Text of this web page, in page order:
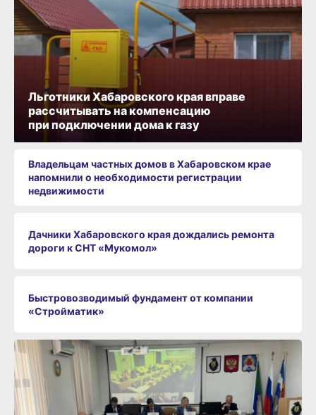
Льготники Хабаровского края вправе
рассчитывать на компенсацию
при подключении дома к газу
Владельцам частных домов в Хабаровском крае
напомнили о необходимости регистрации
недвижимости
Дачники Хабаровского края дождались ремонта
дороги к СНТ «Мукомол»
Быстровозводимый фундамент от компании
«Стройматик»